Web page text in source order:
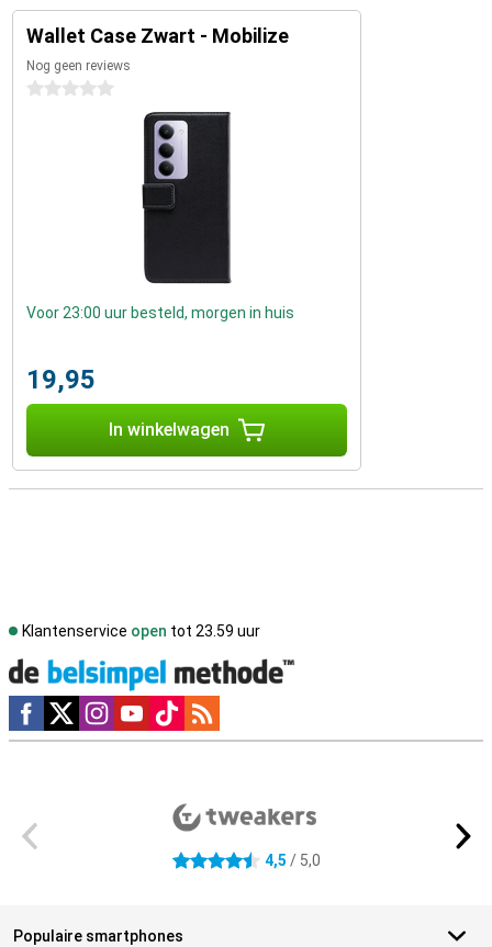
Wallet Case Zwart - Mobilize
Nog geen reviews
0 sterren
Voor 23:00 uur besteld, morgen in huis
19,95
In winkelwagen
Klantenservice open tot 23.59 uur
Social media
4.5 sterren 4,5 / 5,0
Populaire smartphones